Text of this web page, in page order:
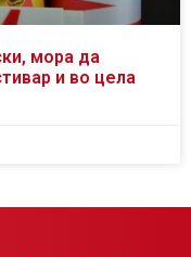
мора да
и во цела